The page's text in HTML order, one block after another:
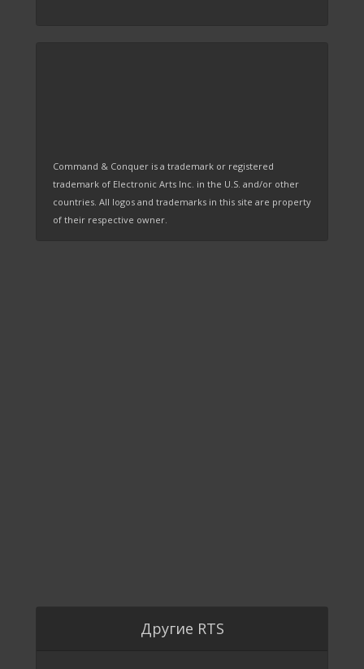
Command & Conquer is a trademark or registered
trademark of Electronic Arts Inc. in the U.S. and/or other
countries. All logos and trademarks in this site are property
of their respective owner.
Другие RTS